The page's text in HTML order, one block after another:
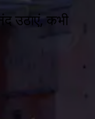
उठाएं, कभी